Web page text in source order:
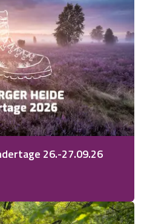
26.-27.09.26